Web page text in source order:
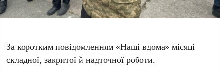
За коротким повідомленням «Наші вдома» місяці
складної, закритої й надточної роботи.